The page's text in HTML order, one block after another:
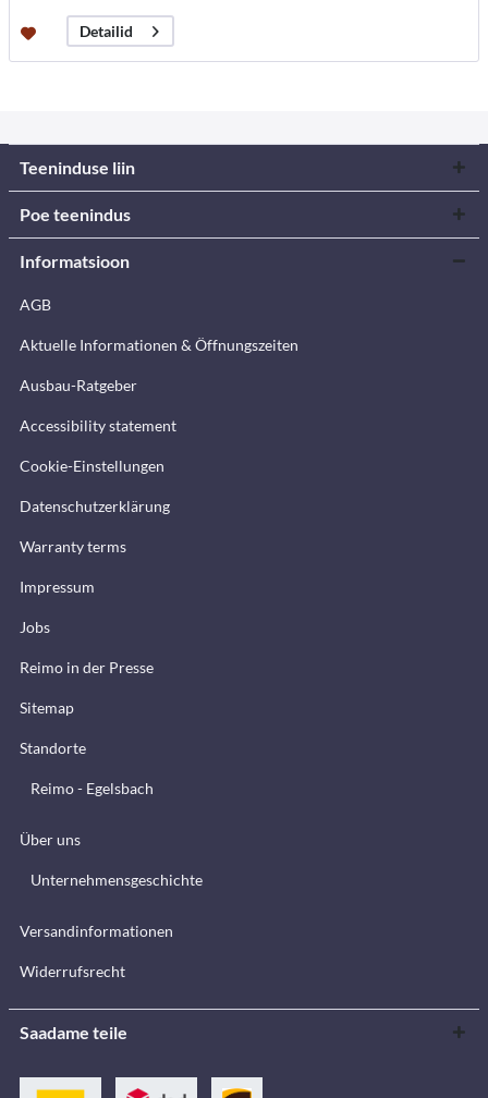
Detailid
Teeninduse liin
Poe teenindus
Informatsioon
AGB
Aktuelle Informationen & Öffnungszeiten
Ausbau-Ratgeber
Accessibility statement
Cookie-Einstellungen
Datenschutzerklärung
Warranty terms
Impressum
Jobs
Reimo in der Presse
Sitemap
Standorte
Reimo - Egelsbach
Über uns
Unternehmensgeschichte
Versandinformationen
Widerrufsrecht
Saadame teile